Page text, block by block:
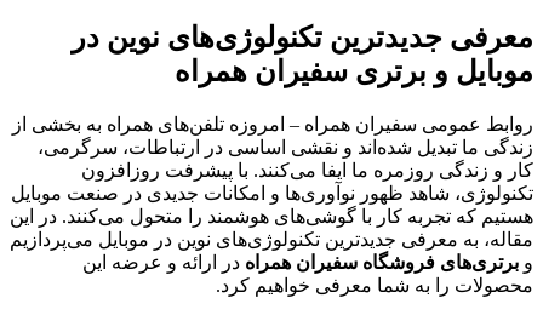
معرفی جدیدترین تکنولوژی‌های نوین در
موبایل و برتری سفیران همراه
روابط عمومی سفیران همراه – امروزه تلفن‌های همراه به بخشی از
زندگی ما تبدیل شده‌اند و نقشی اساسی در ارتباطات، سرگرمی،
کار و زندگی روزمره ما ایفا می‌کنند. با پیشرفت روزافزون
تکنولوژی، شاهد ظهور نوآوری‌ها و امکانات جدیدی در صنعت موبایل
هستیم که تجربه کار با گوشی‌های هوشمند را متحول می‌کنند. در این
مقاله، به معرفی جدیدترین تکنولوژی‌های نوین در موبایل می‌پردازیم
و برتری‌های فروشگاه سفیران همراه در ارائه و عرضه این
محصولات را به شما معرفی خواهیم کرد.